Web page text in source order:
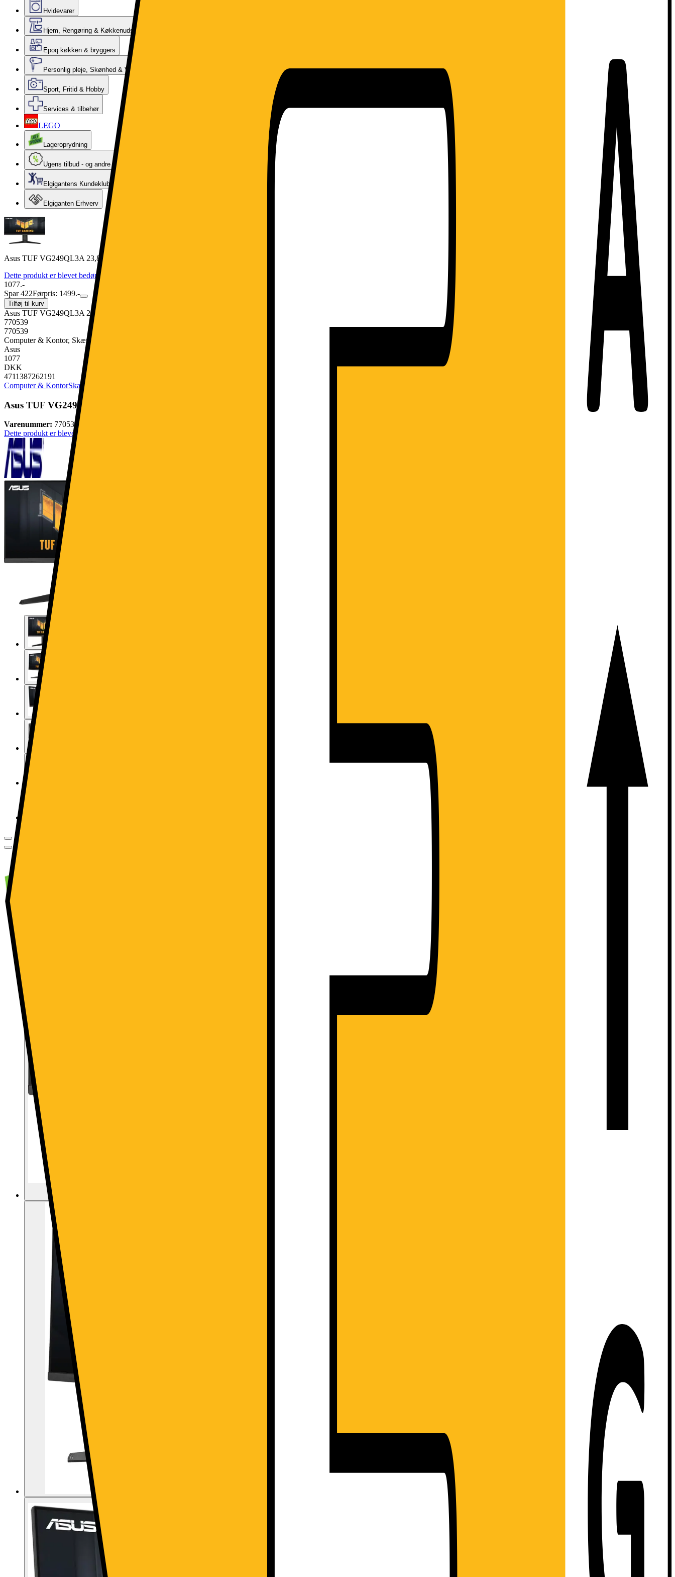
Hvidevarer
Hjem, Rengøring & Køkkenudstyr
Epoq køkken & bryggers
Personlig pleje, Skønhed & Velvære
Sport, Fritid & Hobby
Services & tilbehør
LEGO
Lageroprydning
Ugens tilbud - og andre gode priser
Elgigantens Kundeklub
Elgiganten Erhverv
Asus TUF VG249QL3A 23,8" gaming-skærm (sort)
Dette produkt er blevet bedømt til 4.7 ud af 5 stjerner.
1077.-
Spar 422Førpris: 1499.-
Tilføj til kurv
Asus TUF VG249QL3A 23,8" gaming-skærm (sort)
770539
770539
Computer & Kontor, Skærme & Tilbehør, Monitor
Asus
1077
DKK
4711387262191
Computer & KontorSkærme & Tilbehør
Asus TUF VG249QL3A 23,8" gaming-skærm (sort)
Varenummer: 770539
Dette produkt er blevet bedømt til 4.7 ud af 5 stjerner.